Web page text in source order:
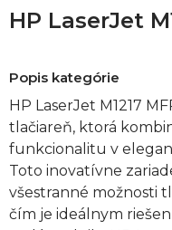
HP LaserJet
Popis kategórie
HP LaserJet M1217
tlačiareň, ktorá
funkcionalitu v
Toto inovatívne
všestranné možnosti
čím je ideálnym